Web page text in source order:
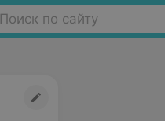
Поиск по сайту